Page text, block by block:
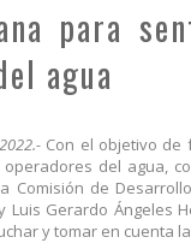
para
agua
Con el objetivo
del agua,
de
Luis Gerardo
y tomar en cuenta